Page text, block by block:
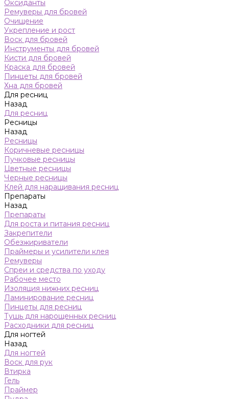
Оксиданты
Ремуверы для бровей
Очищение
Укрепление и рост
Воск для бровей
Инструменты для бровей
Кисти для бровей
Краска для бровей
Пинцеты для бровей
Хна для бровей
Для ресниц
Назад
Для ресниц
Ресницы
Назад
Ресницы
Коричневые ресницы
Пучковые ресницы
Цветные ресницы
Черные ресницы
Клей для наращивания ресниц
Препараты
Назад
Препараты
Для роста и питания ресниц
Закрепители
Обезжириватели
Праймеры и усилители клея
Ремуверы
Спреи и средства по уходу
Рабочее место
Изоляция нижних ресниц
Ламинирование ресниц
Пинцеты для ресниц
Тушь для нарощенных ресниц
Расходники для ресниц
Для ногтей
Назад
Для ногтей
Воск для рук
Втирка
Гель
Праймер